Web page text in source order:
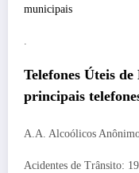
municipais
.
Telefones Úteis
principais
A.A. Alcoólicos
Acidentes de Trânsito: